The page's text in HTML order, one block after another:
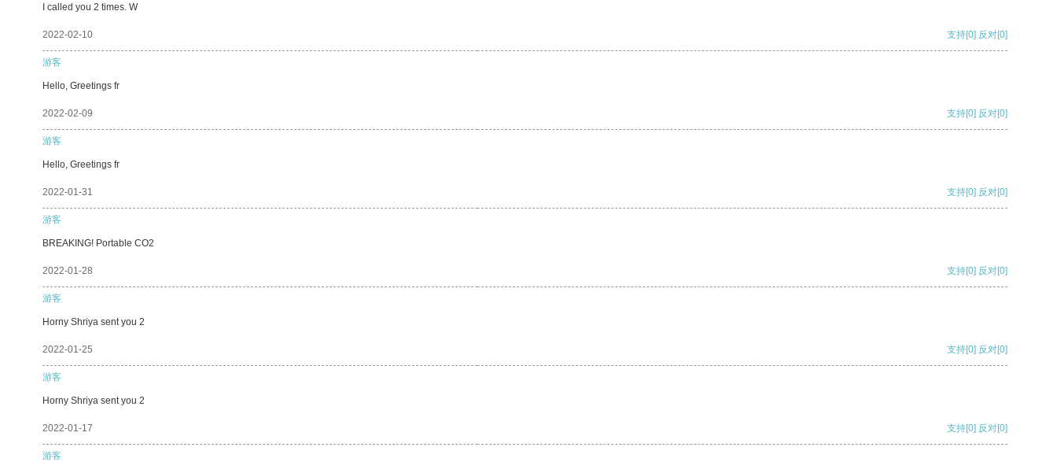
I called you 2 times. W
2022-02-10 支持[0] 反对[0]
游客
Hello, Greetings fr
2022-02-09 支持[0] 反对[0]
游客
Hello, Greetings fr
2022-01-31 支持[0] 反对[0]
游客
BREAKING! Portable CO2
2022-01-28 支持[0] 反对[0]
游客
Horny Shriya sent you 2
2022-01-25 支持[0] 反对[0]
游客
Horny Shriya sent you 2
2022-01-17 支持[0] 反对[0]
游客